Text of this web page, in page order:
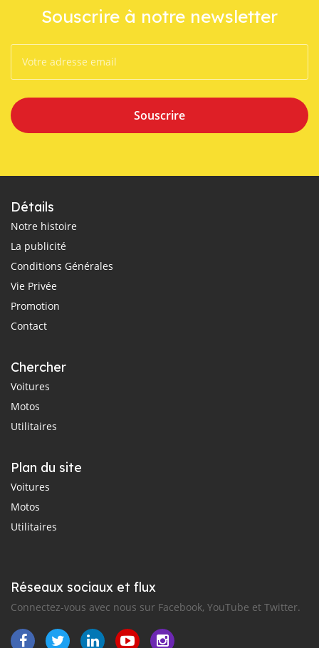
Souscrire à notre newsletter
Souscrire
Détails
Notre histoire
La publicité
Conditions Générales
Vie Privée
Promotion
Contact
Chercher
Voitures
Motos
Utilitaires
Plan du site
Voitures
Motos
Utilitaires
Réseaux sociaux et flux
Connectez-vous avec nous sur Facebook, YouTube et Twitter.